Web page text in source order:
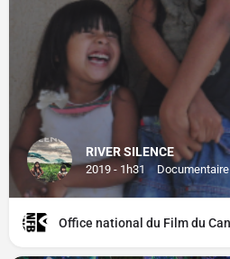
RIVER SILENCE
2019 - 1h31 Documentaire